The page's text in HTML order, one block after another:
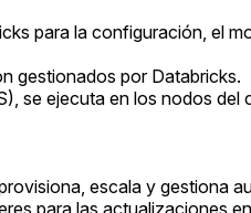
para la configuración, el
gestionados por Databricks.
se ejecuta en los nodos del
escala y gestiona